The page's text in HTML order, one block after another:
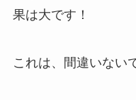
果は大です！
これは、間違いない